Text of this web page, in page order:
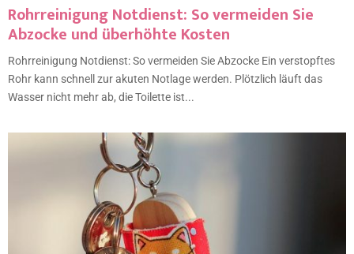
Rohrreinigung Notdienst: So vermeiden Sie
Abzocke und überhöhte Kosten
Rohrreinigung Notdienst: So vermeiden Sie Abzocke Ein verstopftes
Rohr kann schnell zur akuten Notlage werden. Plötzlich läuft das
Wasser nicht mehr ab, die Toilette ist...